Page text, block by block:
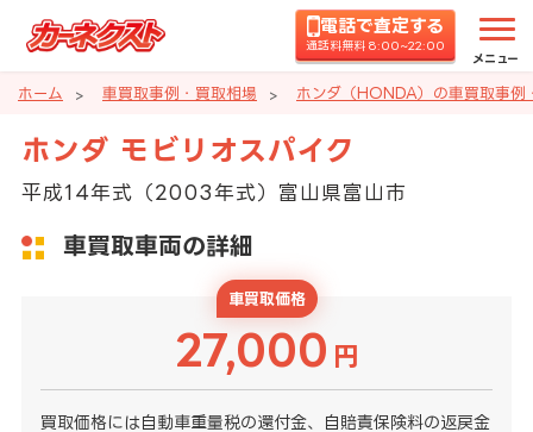
電話で査定する
通話料無料 8:00~22:00
メニュー
ホーム 車買取事例・買取相場 ホンダ（HONDA）の車買取事例
ホンダ モビリオスパイク
平成14年式（2003年式）富山県富山市
車買取車両の詳細
車買取価格
27,000 円
買取価格には自動車重量税の還付金、自賠責保険料の返戻金